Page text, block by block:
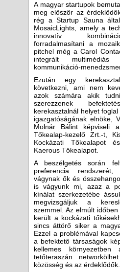
A magyar startupok
meg először az
rég a Startup Sauna
MosaicLights, amely a
innovatív
forradalmasítani a
pitchel még a Carol
integrált multimédiás
kommunikáció-
Ezután egy
következni, ami nem
azok számára akik
szerezzenek
kerekasztalnál helyet
igazgatóságának elnöke,
Molnár Bálint képviseli
Tőkealap-kezelő Zrt.-t,
Kockázati Tőkealapot
Kaerous Tőkealapot.
A beszélgetés során
preferencia
vágynak ők és
is vágyunk mi, azaz a
kínálat szerkezetébe
megvizsgáljuk a
szemmel. Az elmúlt
került a kockázati
sincs áttörő siker a
Ezzel a problémával
a befektető társaságok
kellemes
tetőteraszán
közösség és az érdeklődők.